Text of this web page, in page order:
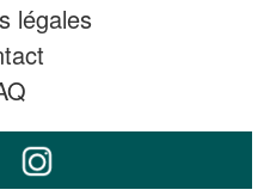
légales